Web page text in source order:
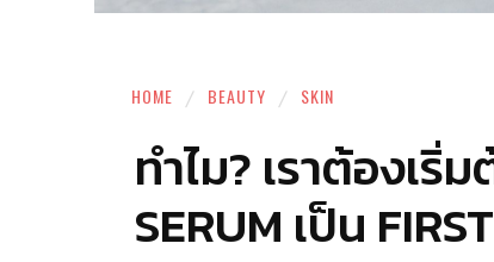
HOME BEAUTY SKIN
ทำไม? เราต้องเริ่
SERUM เป็น